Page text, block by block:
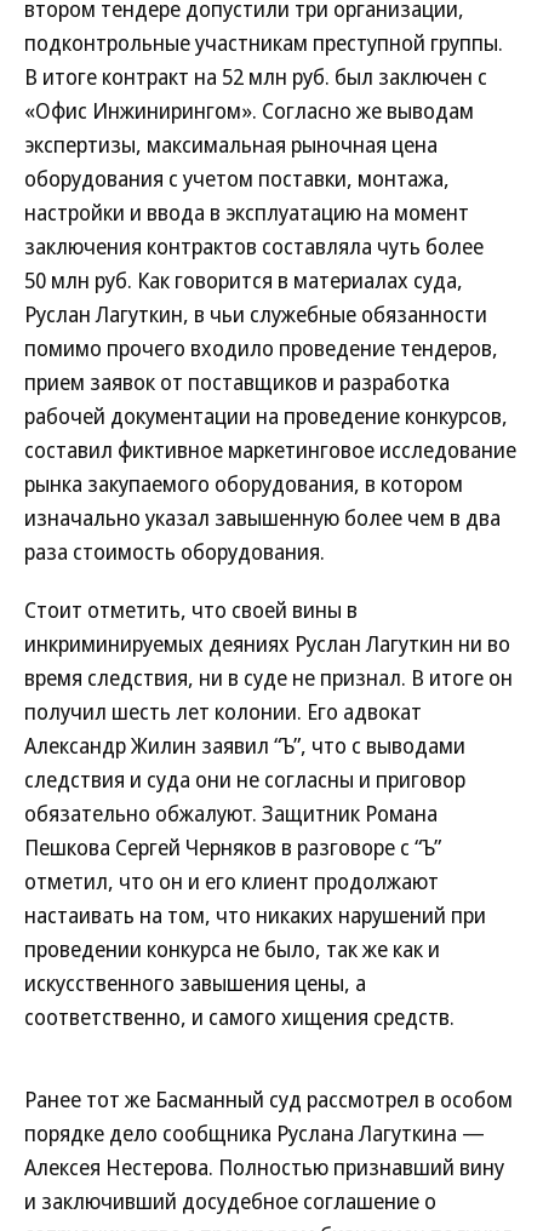
втором тендере допустили три организации,
подконтрольные участникам преступной группы.
В итоге контракт на 52 млн руб. был заключен с
«Офис Инжинирингом». Согласно же выводам
экспертизы, максимальная рыночная цена
оборудования с учетом поставки, монтажа,
настройки и ввода в эксплуатацию на момент
заключения контрактов составляла чуть более
50 млн руб. Как говорится в материалах суда,
Руслан Лагуткин, в чьи служебные обязанности
помимо прочего входило проведение тендеров,
прием заявок от поставщиков и разработка
рабочей документации на проведение конкурсов,
составил фиктивное маркетинговое исследование
рынка закупаемого оборудования, в котором
изначально указал завышенную более чем в два
раза стоимость оборудования.
Стоит отметить, что своей вины в
инкриминируемых деяниях Руслан Лагуткин ни во
время следствия, ни в суде не признал. В итоге он
получил шесть лет колонии. Его адвокат
Александр Жилин заявил “Ъ”, что с выводами
следствия и суда они не согласны и приговор
обязательно обжалуют. Защитник Романа
Пешкова Сергей Черняков в разговоре с “Ъ”
отметил, что он и его клиент продолжают
настаивать на том, что никаких нарушений при
проведении конкурса не было, так же как и
искусственного завышения цены, а
соответственно, и самого хищения средств.
Ранее тот же Басманный суд рассмотрел в особом
порядке дело сообщника Руслана Лагуткина —
Алексея Нестерова. Полностью признавший вину
и заключивший досудебное соглашение о